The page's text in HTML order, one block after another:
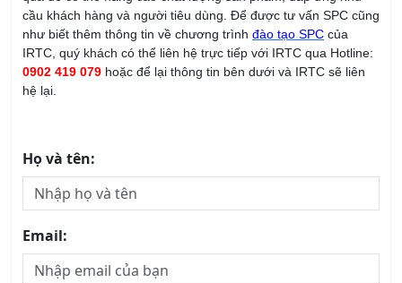
hệ lại.
Họ và tên:
Email:
Số điện thoại: